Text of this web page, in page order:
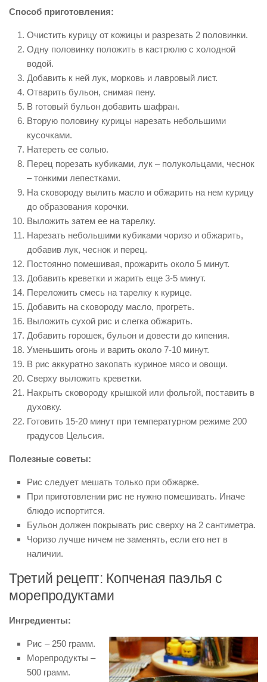
Способ приготовления:
Очистить курицу от кожицы и разрезать 2 половинки.
Одну половинку положить в кастрюлю с холодной
водой.
Добавить к ней лук, морковь и лавровый лист.
Отварить бульон, снимая пену.
В готовый бульон добавить шафран.
Вторую половину курицы нарезать небольшими
кусочками.
Натереть ее солью.
Перец порезать кубиками, лук – полукольцами, чеснок
– тонкими лепестками.
На сковороду вылить масло и обжарить на нем курицу
до образования корочки.
Выложить затем ее на тарелку.
Нарезать небольшими кубиками чоризо и обжарить,
добавив лук, чеснок и перец.
Постоянно помешивая, прожарить около 5 минут.
Добавить креветки и жарить еще 3-5 минут.
Переложить смесь на тарелку к курице.
Добавить на сковороду масло, прогреть.
Выложить сухой рис и слегка обжарить.
Добавить горошек, бульон и довести до кипения.
Уменьшить огонь и варить около 7-10 минут.
В рис аккуратно закопать куриное мясо и овощи.
Сверху выложить креветки.
Накрыть сковороду крышкой или фольгой, поставить в
духовку.
Готовить 15-20 минут при температурном режиме 200
градусов Цельсия.
Полезные советы:
Рис следует мешать только при обжарке.
При приготовлении рис не нужно помешивать. Иначе
блюдо испортится.
Бульон должен покрывать рис сверху на 2 сантиметра.
Чоризо лучше ничем не заменять, если его нет в
наличии.
Третий рецепт: Копченая паэлья с
морепродуктами
Ингредиенты:
Рис – 250 грамм.
Морепродукты –
500 грамм.